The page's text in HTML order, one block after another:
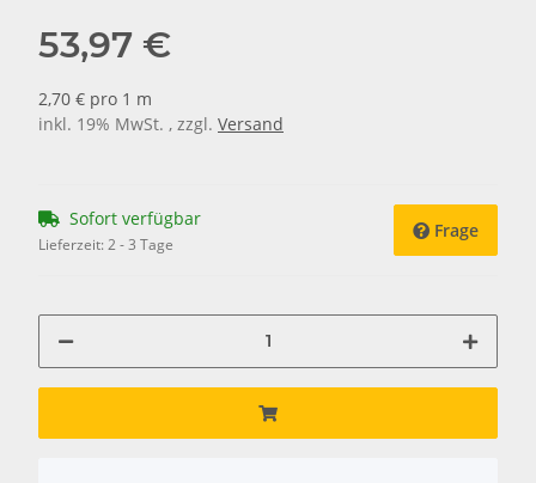
53,97 €
2,70 € pro 1 m
inkl. 19% MwSt. , zzgl. Versand
Sofort verfügbar
Lieferzeit: 2 - 3 Tage
Frage